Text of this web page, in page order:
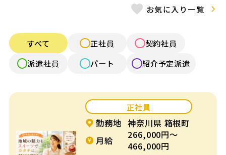
認可外保育園 病院内保育
企業内保育 企業主導型保育
放課後デイ・発達
支援
病院・クリニック
介護・養護・支援
施設
お気に入り一覧
すべて 正社員
契約社員
派遣社員
パート 紹介予定派遣
正社員
勤務地 神奈川県 箱根町
月給
266,000円～
466,000円